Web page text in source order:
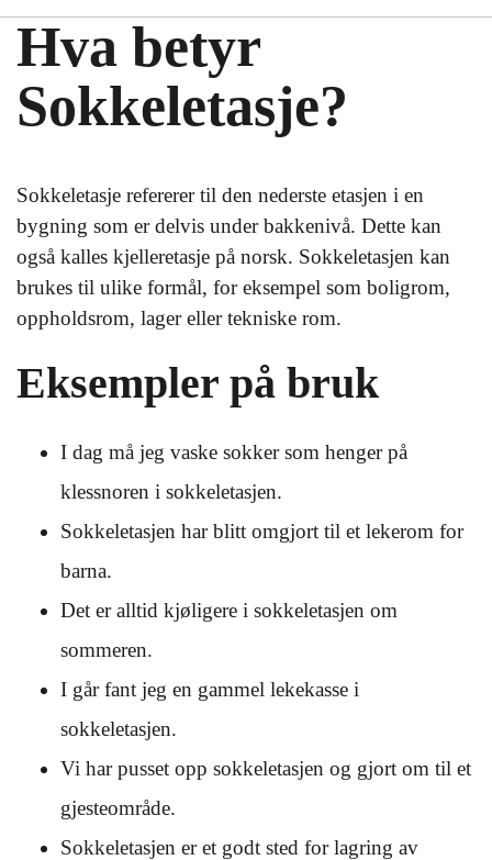
Hva betyr
Sokkeletasje?
Sokkeletasje refererer til den nederste etasjen i en
bygning som er delvis under bakkenivå. Dette kan
også kalles kjelleretasje på norsk. Sokkeletasjen kan
brukes til ulike formål, for eksempel som boligrom,
oppholdsrom, lager eller tekniske rom.
Eksempler på bruk
I dag må jeg vaske sokker som henger på
klessnoren i sokkeletasjen.
Sokkeletasjen har blitt omgjort til et lekerom for
barna.
Det er alltid kjøligere i sokkeletasjen om
sommeren.
I går fant jeg en gammel lekekasse i
sokkeletasjen.
Vi har pusset opp sokkeletasjen og gjort om til et
gjesteområde.
Sokkeletasjen er et godt sted for lagring av